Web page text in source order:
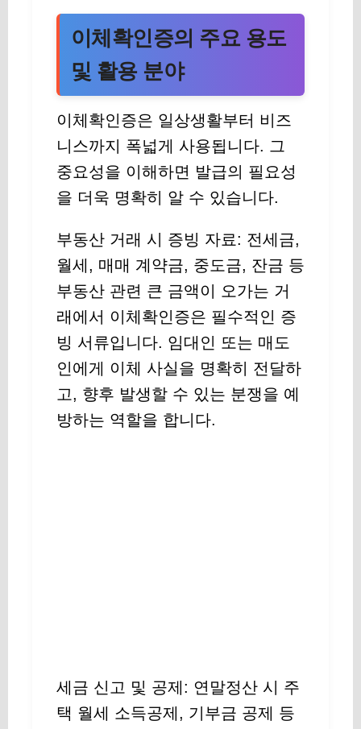
이체확인증의 주요 용도
및 활용 분야
이체확인증은 일상생활부터 비즈
니스까지 폭넓게 사용됩니다. 그
중요성을 이해하면 발급의 필요성
을 더욱 명확히 알 수 있습니다.
부동산 거래 시 증빙 자료: 전세금,
월세, 매매 계약금, 중도금, 잔금 등
부동산 관련 큰 금액이 오가는 거
래에서 이체확인증은 필수적인 증
빙 서류입니다. 임대인 또는 매도
인에게 이체 사실을 명확히 전달하
고, 향후 발생할 수 있는 분쟁을 예
방하는 역할을 합니다.
세금 신고 및 공제: 연말정산 시 주
택 월세 소득공제, 기부금 공제 등